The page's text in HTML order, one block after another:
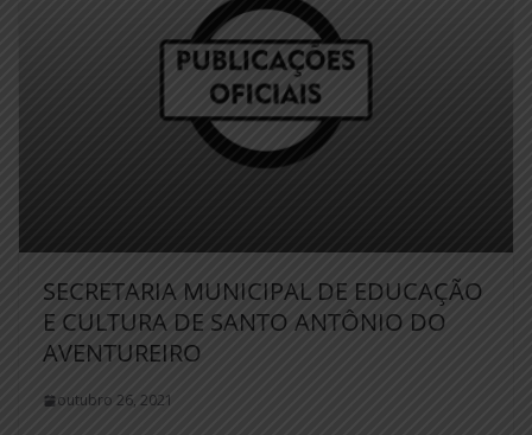
SECRETARIA MUNICIPAL DE EDUCAÇÃO
E CULTURA DE SANTO ANTÔNIO DO
AVENTUREIRO
outubro 26, 2021